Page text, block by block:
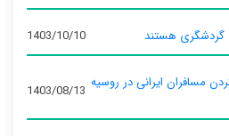
گردشگری هستند 1403/10/10
مسافران ایرانی در روسیه 1403/08/13